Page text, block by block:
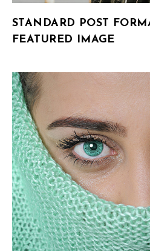
STANDARD POST
FEATURED IMAGE